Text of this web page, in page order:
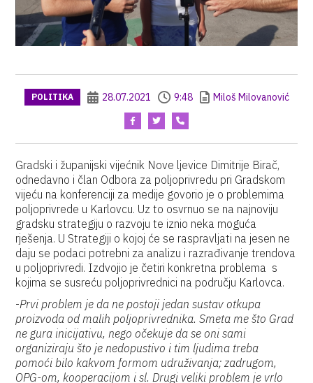
POLITIKA 28.07.2021 9:48 Miloš Milovanović
Gradski i županijski vijećnik Nove ljevice Dimitrije Birač,
odnedavno i član Odbora za poljoprivredu pri Gradskom
vijeću na konferenciji za medije govorio je o problemima
poljoprivrede u Karlovcu. Uz to osvrnuo se na najnoviju
gradsku strategiju o razvoju te iznio neka moguća
rješenja. U Strategiji o kojoj će se raspravljati na jesen ne
daju se podaci potrebni za analizu i razrađivanje trendova
u poljoprivredi. Izdvojio je četiri konkretna problema s
kojima se susreću poljoprivrednici na području Karlovca.
-Prvi problem je da ne postoji jedan sustav otkupa
proizvoda od malih poljoprivrednika. Smeta me što Grad
ne gura inicijativu, nego očekuje da se oni sami
organiziraju što je nedopustivo i tim ljudima treba
pomoći bilo kakvom formom udruživanja; zadrugom,
OPG-om, kooperacijom i sl. Drugi veliki problem je vrlo